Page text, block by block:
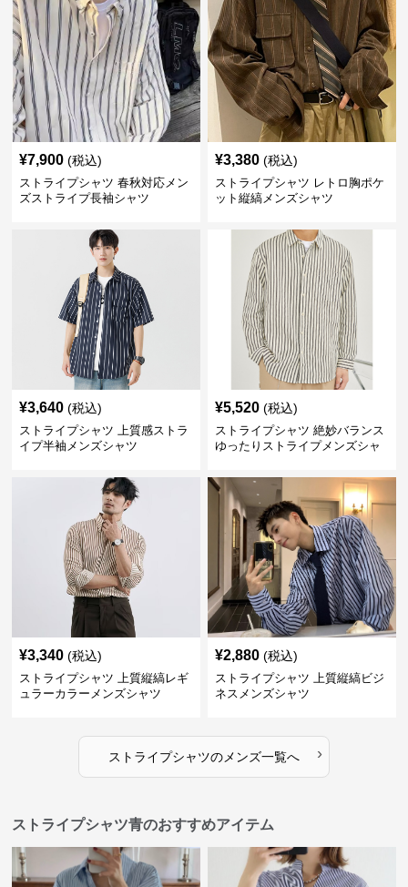
¥7,900 (税込)
ストライプシャツ 春秋対応メン
ズストライプ長袖シャツ
¥3,380 (税込)
ストライプシャツ レトロ胸ポケ
ット縦縞メンズシャツ
¥3,640 (税込)
ストライプシャツ 上質感ストラ
イプ半袖メンズシャツ
¥5,520 (税込)
ストライプシャツ 絶妙バランス
ゆったりストライプメンズシャ
¥3,340 (税込)
ストライプシャツ 上質縦縞レギ
ュラーカラーメンズシャツ
¥2,880 (税込)
ストライプシャツ 上質縦縞ビジ
ネスメンズシャツ
ストライプシャツのメンズ一覧へ ›
ストライプシャツ青のおすすめアイテム